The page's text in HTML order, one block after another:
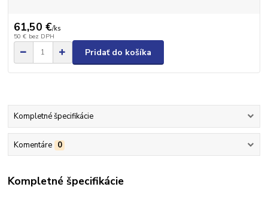
61,50 €/ks
50 € bez DPH
Pridať do košíka
Kompletné špecifikácie
Komentáre 0
Kompletné špecifikácie